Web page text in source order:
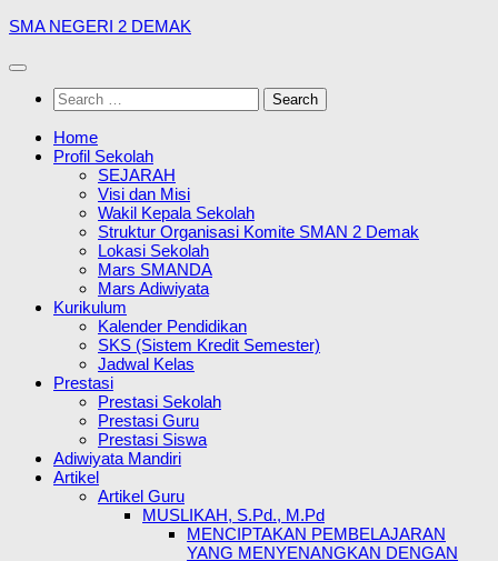
Skip
content
SMA NEGERI 2 DEMAK
Search
for:
Home
Profil Sekolah
SEJARAH
Visi dan Misi
Wakil Kepala Sekolah
Struktur Organisasi Komite SMAN 2 Demak
Lokasi Sekolah
Mars SMANDA
Mars Adiwiyata
Kurikulum
Kalender Pendidikan
SKS (Sistem Kredit Semester)
Jadwal Kelas
Prestasi
Prestasi Sekolah
Prestasi Guru
Prestasi Siswa
Adiwiyata Mandiri
Artikel
Artikel Guru
MUSLIKAH, S.Pd., M.Pd
MENCIPTAKAN PEMBELAJARAN
YANG MENYENANGKAN DENGAN